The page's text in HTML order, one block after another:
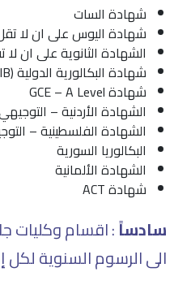
شهادة السات
شهادة اليوس على ان لا تقل
الشهادة الثانوية على ان لا
شهادة البكالورية الدولية (IB)
شهادة GCE – A Level
الشهادة الأردنية –
الشهادة الفلسطينية –
البكالوريا السورية
الشهادة الألمانية
شهادة ACT
سادساً: اقسام وكليات
الى الرسوم السنوية